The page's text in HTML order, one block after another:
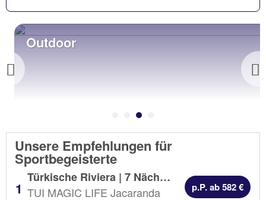
Previous
Outdoor
Unsere Empfehlungen für
Sportbegeisterte
Türkische Riviera | 7 Nächte |
AI
TUI MAGIC LIFE Jacaranda
p.P. ab 582 €